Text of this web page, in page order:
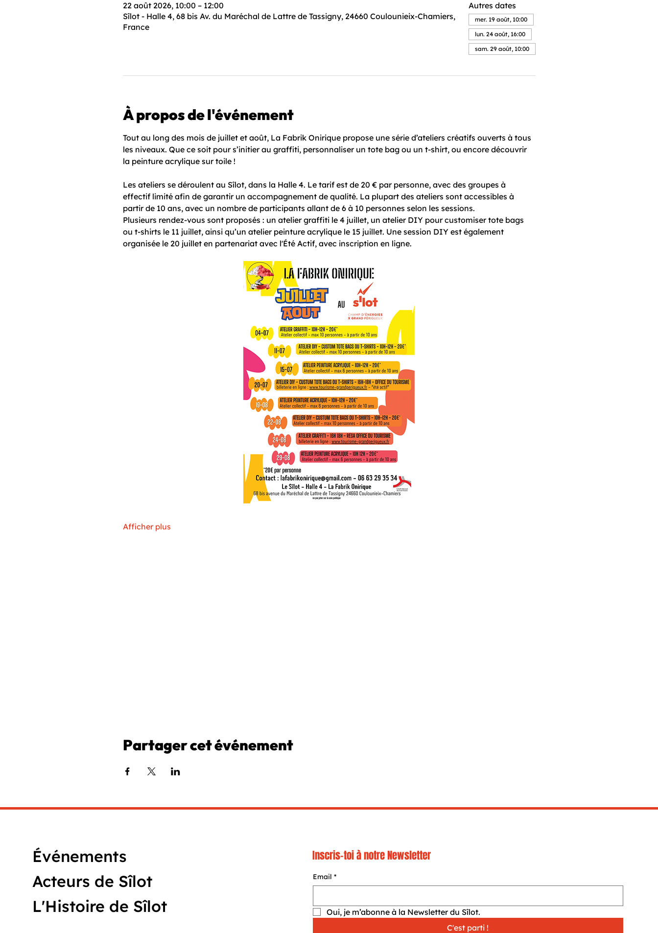
22 août 2026, 10:00 – 12:00
Sîlot - Halle 4, 68 bis Av. du Maréchal de Lattre de Tassigny, 24660 Coulounieix-Chamiers,
France
Autres dates
mer. 19 août, 10:00
lun. 24 août, 16:00
sam. 29 août, 10:00
À propos de l'événement
Tout au long des mois de juillet et août, La Fabrik Onirique propose une série d’ateliers créatifs ouverts à tous
les niveaux. Que ce soit pour s’initier au graffiti, personnaliser un tote bag ou un t-shirt, ou encore découvrir
la peinture acrylique sur toile !
Les ateliers se déroulent au Sîlot, dans la Halle 4. Le tarif est de 20 € par personne, avec des groupes à
effectif limité afin de garantir un accompagnement de qualité. La plupart des ateliers sont accessibles à
partir de 10 ans, avec un nombre de participants allant de 6 à 10 personnes selon les sessions.
Plusieurs rendez-vous sont proposés : un atelier graffiti le 4 juillet, un atelier DIY pour customiser tote bags
ou t-shirts le 11 juillet, ainsi qu’un atelier peinture acrylique le 15 juillet. Une session DIY est également
organisée le 20 juillet en partenariat avec l'Été Actif, avec inscription en ligne.
Afficher plus
Partager cet événement
Événements
Acteurs de Sîlot
L'Histoire de Sîlot
Email *
Oui, je m’abonne à la Newsletter du Sîlot.
C'est parti !
Inscris-toi à notre Newsletter